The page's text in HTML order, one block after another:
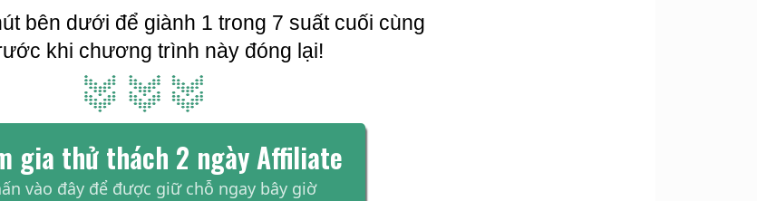
bên dưới để giành 1 trong 7 suất cuối cùng
khi chương trình này đóng lại!
gia thử thách 2 ngày Affiliate
vào đây để được giữ chỗ ngay bây giờ